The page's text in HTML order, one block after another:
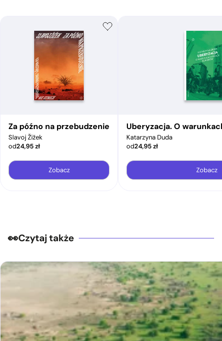
Za późno na przebudzenie
Slavoj Žižek
od24,95zł
Zobacz
Uberyzacja. O
Katarzyna Duda
od24,95zł
Zobacz
Czytaj także